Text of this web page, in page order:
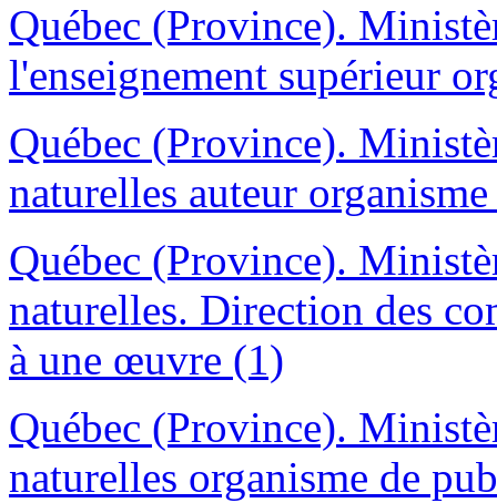
Québec (Province).
l'enseignement supérieur
Québec (Province).
naturelles auteur
Québec (Province).
naturelles. Direction des
à une œuvre (1)
Québec (Province).
naturelles organisme de